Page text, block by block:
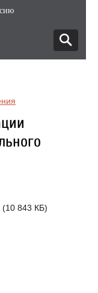
(10 843 КБ)